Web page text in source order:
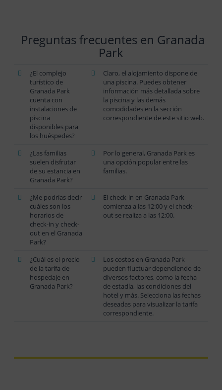
Preguntas frecuentes en Granada
Park
¿El complejo
turístico de
Granada Park
cuenta con
instalaciones de
piscina
disponibles para
los huéspedes?
Claro, el alojamiento dispone de
una piscina. Puedes obtener
información más detallada sobre
la piscina y las demás
comodidades en la sección
correspondiente de este sitio web.
¿Las familias
suelen disfrutar
de su estancia en
Granada Park?
Por lo general, Granada Park es
una opción popular entre las
familias.
¿Me podrías decir
cuáles son los
horarios de
check-in y check-
out en el Granada
Park?
El check-in en Granada Park
comienza a las 12:00 y el check-
out se realiza a las 12:00.
¿Cuál es el precio
de la tarifa de
hospedaje en
Granada Park?
Los costos en Granada Park
pueden fluctuar dependiendo de
diversos factores, como la fecha
de estadía, las condiciones del
hotel y más. Selecciona las fechas
deseadas para visualizar la tarifa
correspondiente.